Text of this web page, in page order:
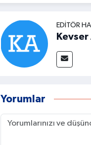
EDITÖR
Yorumlar